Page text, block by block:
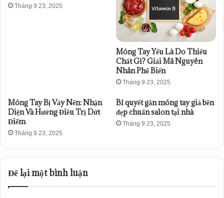
Tháng 9 23, 2025
Móng Tay Yếu Là Do Thiếu
Chất Gì? Giải Mã Nguyên
Nhân Phổ Biến
Tháng 9 23, 2025
Móng Tay Bị Vảy Nến: Nhận
Diện Và Hướng Điều Trị Dứt
Điểm
Tháng 9 23, 2025
Bí quyết gắn móng tay giả bền
đẹp chuẩn salon tại nhà
Tháng 9 23, 2025
Để lại một bình luận